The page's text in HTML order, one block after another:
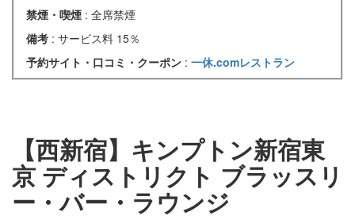
禁煙・喫煙 : 全席禁煙
備考 : サービス料 15％
予約サイト・口コミ・クーポン : 一休.comレストラン
【西新宿】キンプトン新宿東
京 ディストリクト ブラッスリ
ー・バー・ラウンジ